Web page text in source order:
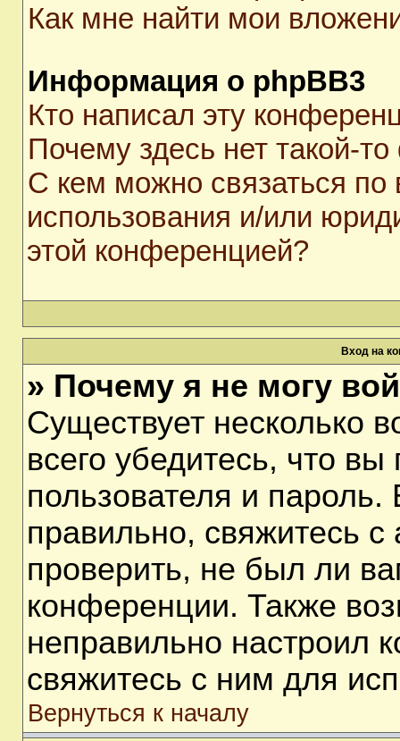
Как мне найти мои
Информация о phpBB3
Кто написал эту
Почему здесь нет такой-
С кем можно связаться по
использования и/или
этой конференцией?
Вход на
» Почему я не могу
Существует несколько
всего убедитесь, что
пользователя и
правильно, свяжитесь
проверить, не был ли
конференции. Также
неправильно настроил
свяжитесь с ним для
Вернуться к началу